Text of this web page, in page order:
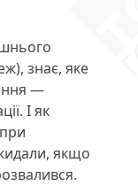
знає, яке
—
І як
якщо